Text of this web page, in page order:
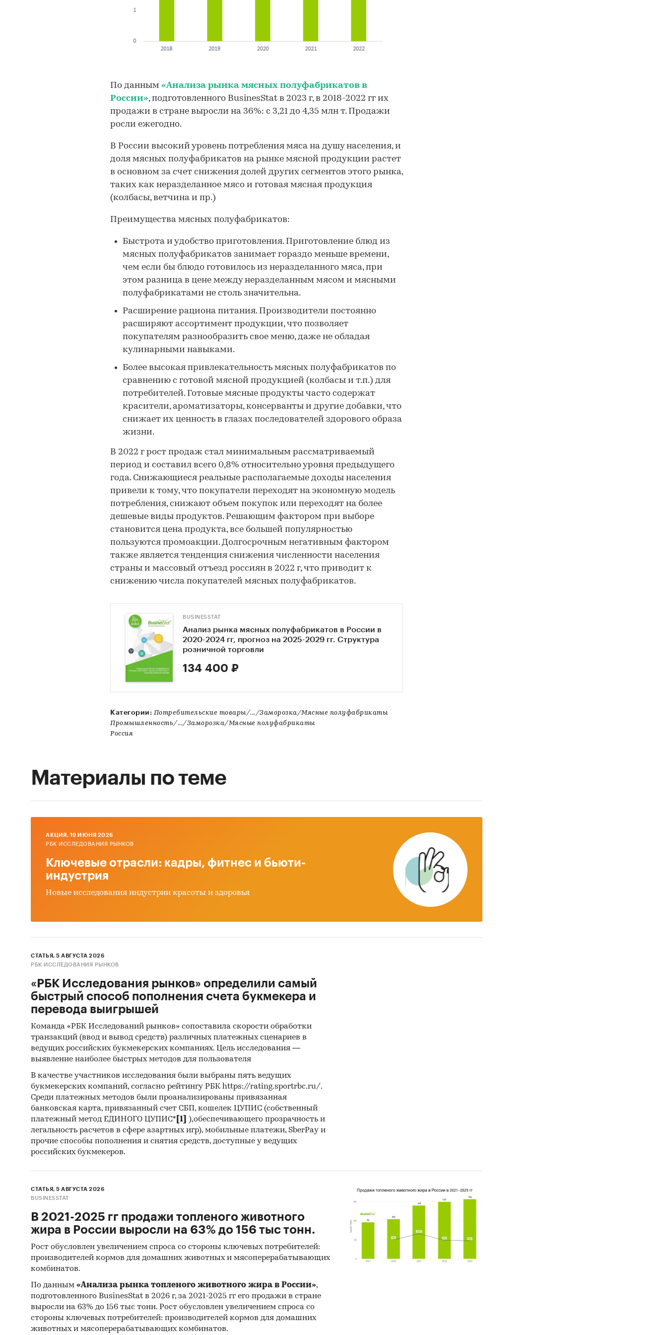
По данным «Анализа рынка мясных полуфабрикатов в
России», подготовленного BusinesStat в 2023 г, в 2018-2022 гг их
продажи в стране выросли на 36%: с 3,21 до 4,35 млн т. Продажи
росли ежегодно.
В России высокий уровень потребления мяса на душу населения, и
доля мясных полуфабрикатов на рынке мясной продукции растет
в основном за счет снижения долей других сегментов этого рынка,
таких как неразделанное мясо и готовая мясная продукция
(колбасы, ветчина и пр.)
Преимущества мясных полуфабрикатов:
Быстрота и удобство приготовления. Приготовление блюд из
мясных полуфабрикатов занимает гораздо меньше времени,
чем если бы блюдо готовилось из неразделанного мяса, при
этом разница в цене между неразделанным мясом и мясными
полуфабрикатами не столь значительна.
Расширение рациона питания. Производители постоянно
расширяют ассортимент продукции, что позволяет
покупателям разнообразить свое меню, даже не обладая
кулинарными навыками.
Более высокая привлекательность мясных полуфабрикатов по
сравнению с готовой мясной продукцией (колбасы и т.п.) для
потребителей. Готовые мясные продукты часто содержат
красители, ароматизаторы, консерванты и другие добавки, что
снижает их ценность в глазах последователей здорового образа
жизни.
В 2022 г рост продаж стал минимальным рассматриваемый
период и составил всего 0,8% относительно уровня предыдущего
года. Снижающиеся реальные располагаемые доходы населения
привели к тому, что покупатели переходят на экономную модель
потребления, снижают объем покупок или переходят на более
дешевые виды продуктов. Решающим фактором при выборе
становится цена продукта, все большей популярностью
пользуются промоакции. Долгосрочным негативным фактором
также является тенденция снижения численности населения
страны и массовый отъезд россиян в 2022 г, что приводит к
снижению числа покупателей мясных полуфабрикатов.
BUSINESSTAT
Анализ рынка мясных полуфабрикатов в России в
2020-2024 гг, прогноз на 2025-2029 гг. Структура
розничной торговли
134 400 ₽
Категории: Потребительские товары/.../Заморозка/Мясные полуфабрикаты
Промышленность/.../Заморозка/Мясные полуфабрикаты
Россия
Материалы по теме
AКЦИЯ, 19 ИЮНЯ 2026
РБК ИССЛЕДОВАНИЯ РЫНКОВ
Ключевые отрасли: кадры, фитнес и бьюти-
индустрия
Новые исследования индустрии красоты и здоровья
СТАТЬЯ, 5 АВГУСТА 2026
РБК ИССЛЕДОВАНИЯ РЫНКОВ
«РБК Исследования рынков» определили самый
быстрый способ пополнения счета букмекера и
перевода выигрышей
Команда «РБК Исследований рынков» сопоставила скорости обработки
транзакций (ввод и вывод средств) различных платежных сценариев в
ведущих российских букмекерских компаниях. Цель исследования —
выявление наиболее быстрых методов для пользователя
В качестве участников исследования были выбраны пять ведущих
букмекерских компаний, согласно рейтингу РБК https://rating.sportrbc.ru/.
Среди платежных методов были проанализированы привязанная
банковская карта, привязанный счет СБП, кошелек ЦУПИС (собственный
платежный метод ЕДИНОГО ЦУПИС* [1]
),обеспечивающего прозрачность и
легальность расчетов в сфере азартных игр), мобильные платежи, SberPay и
прочие способы пополнения и снятия средств, доступные у ведущих
российских букмекеров.
СТАТЬЯ, 5 АВГУСТА 2026
BUSINESSTAT
В 2021-2025 гг продажи топленого животного
жира в России выросли на 63% до 156 тыс тонн.
Рост обусловлен увеличением спроса со стороны ключевых потребителей:
производителей кормов для домашних животных и мясоперерабатывающих
комбинатов.
По данным «Анализа рынка топленого животного жира в России»,
подготовленного BusinesStat в 2026 г, за 2021-2025 гг его продажи в стране
выросли на 63% до 156 тыс тонн. Рост обусловлен увеличением спроса со
стороны ключевых потребителей: производителей кормов для домашних
животных и мясоперерабатывающих комбинатов.